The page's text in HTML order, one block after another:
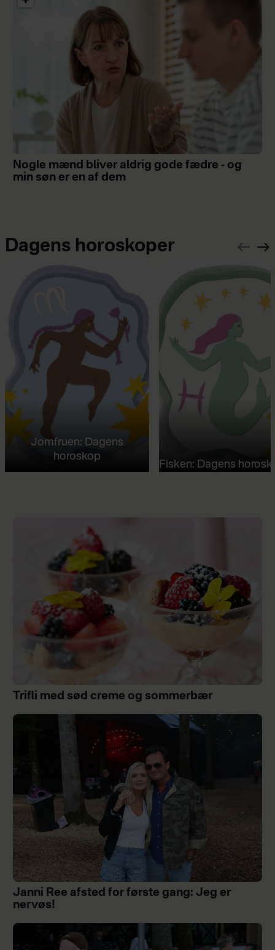
Nogle mænd bliver aldrig gode fædre - og
min søn er en af dem
Dagens horoskoper
Jomfruen: Dagens
horoskop
Fisken: Dagens
Trifli med sød creme og sommerbær
Janni Ree afsted for første gang: Jeg er
nervøs!